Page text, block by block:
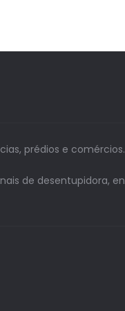
prédios e comércios.
de desentupidora,